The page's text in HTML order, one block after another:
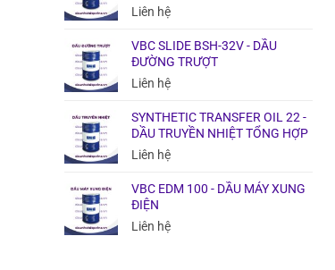
Liên hệ
VBC SLIDE BSH-32V - DẦU
ĐƯỜNG TRƯỢT
Liên hệ
SYNTHETIC TRANSFER OIL 22 -
DẦU TRUYỀN NHIỆT TỔNG HỢP
Liên hệ
VBC EDM 100 - DẦU MÁY XUNG
ĐIỆN
Liên hệ